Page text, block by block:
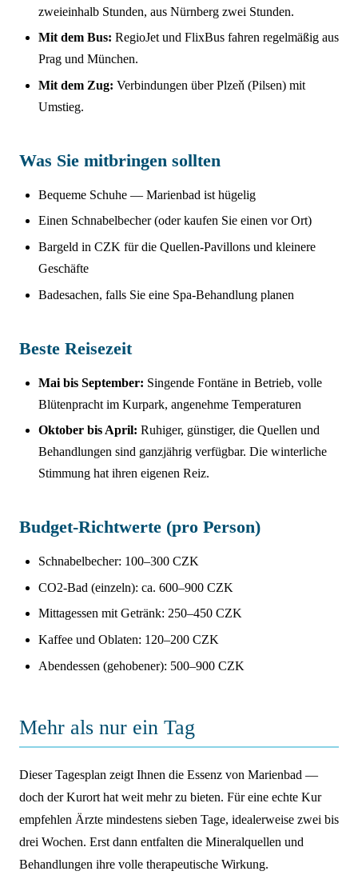
zweieinhalb Stunden, aus Nürnberg zwei Stunden.
Mit dem Bus: RegioJet und FlixBus fahren regelmäßig aus
Prag und München.
Mit dem Zug: Verbindungen über Plzeň (Pilsen) mit
Umstieg.
Was Sie mitbringen sollten
Bequeme Schuhe — Marienbad ist hügelig
Einen Schnabelbecher (oder kaufen Sie einen vor Ort)
Bargeld in CZK für die Quellen-Pavillons und kleinere
Geschäfte
Badesachen, falls Sie eine Spa-Behandlung planen
Beste Reisezeit
Mai bis September: Singende Fontäne in Betrieb, volle
Blütenpracht im Kurpark, angenehme Temperaturen
Oktober bis April: Ruhiger, günstiger, die Quellen und
Behandlungen sind ganzjährig verfügbar. Die winterliche
Stimmung hat ihren eigenen Reiz.
Budget-Richtwerte (pro Person)
Schnabelbecher: 100–300 CZK
CO2-Bad (einzeln): ca. 600–900 CZK
Mittagessen mit Getränk: 250–450 CZK
Kaffee und Oblaten: 120–200 CZK
Abendessen (gehobener): 500–900 CZK
Mehr als nur ein Tag
Dieser Tagesplan zeigt Ihnen die Essenz von Marienbad —
doch der Kurort hat weit mehr zu bieten. Für eine echte Kur
empfehlen Ärzte mindestens sieben Tage, idealerweise zwei bis
drei Wochen. Erst dann entfalten die Mineralquellen und
Behandlungen ihre volle therapeutische Wirkung.